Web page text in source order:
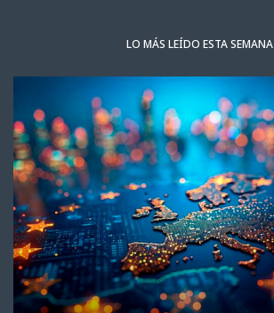
LO MÁS LEÍDO ESTA SEMANA